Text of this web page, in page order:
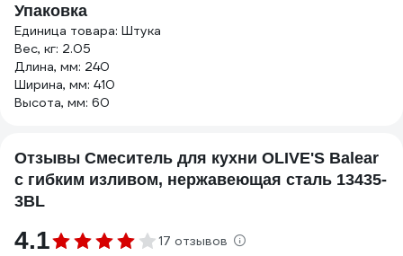
Упаковка
Единица товара: Штука
Вес, кг: 2.05
Длина, мм: 240
Ширина, мм: 410
Высота, мм: 60
Отзывы Смеситель для кухни OLIVE'S Balear
с гибким изливом, нержавеющая сталь 13435-
3BL
4.1 17 отзывов